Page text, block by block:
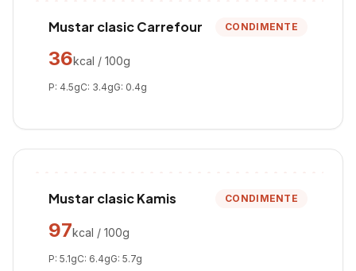
Mustar clasic Carrefour CONDIMENTE
36kcal / 100g
P: 4.5gC: 3.4gG: 0.4g
Mustar clasic Kamis CONDIMENTE
97kcal / 100g
P: 5.1gC: 6.4gG: 5.7g